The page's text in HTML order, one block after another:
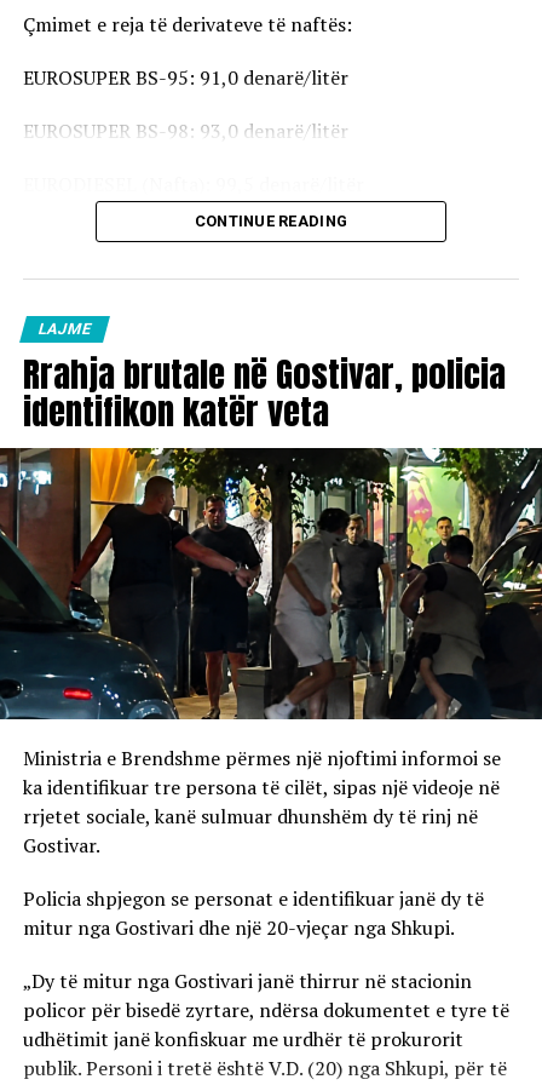
Çmimet e reja të derivateve të naftës:
EUROSUPER BS-95: 91,0 denarë/litër
EUROSUPER BS-98: 93,0 denarë/litër
Vaji ekstra i lehtë (EL-1): 98,5 denarë/litër
vlejnë në të gjitha pikat e karburanteve në vend.
CONTINUE READING
LAJME
Rrahja brutale në Gostivar, policia
identifikon katër veta
Ministria e Brendshme përmes një njoftimi informoi se
ka identifikuar tre persona të cilët, sipas një videoje në
rrjetet sociale, kanë sulmuar dhunshëm dy të rinj në
Gostivar.
Policia shpjegon se personat e identifikuar janë dy të
mitur nga Gostivari dhe një 20-vjeçar nga Shkupi.
„Dy të mitur nga Gostivari janë thirrur në stacionin
policor për bisedë zyrtare, ndërsa dokumentet e tyre të
udhëtimit janë konfiskuar me urdhër të prokurorit
publik. Personi i tretë është V.D. (20) nga Shkupi, për të